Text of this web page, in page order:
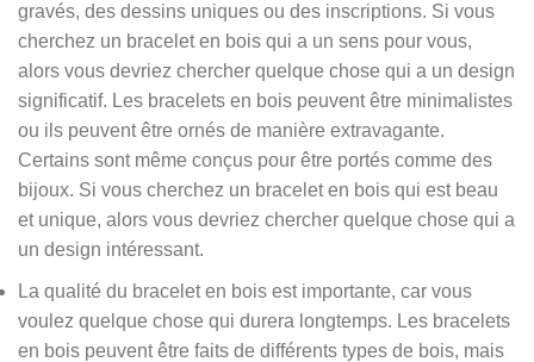
gravés, des dessins uniques ou des inscriptions. Si vous
cherchez un bracelet en bois qui a un sens pour vous,
alors vous devriez chercher quelque chose qui a un design
significatif. Les bracelets en bois peuvent être minimalistes
ou ils peuvent être ornés de manière extravagante.
Certains sont même conçus pour être portés comme des
bijoux. Si vous cherchez un bracelet en bois qui est beau
et unique, alors vous devriez chercher quelque chose qui a
un design intéressant.
La qualité du bracelet en bois est importante, car vous
voulez quelque chose qui durera longtemps. Les bracelets
en bois peuvent être faits de différents types de bois, mais